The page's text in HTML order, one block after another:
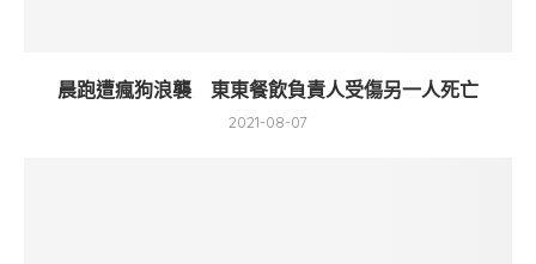
晨跑遭瘋狗浪襲 東東餐飲負責人受傷另一人死亡
2021-08-07